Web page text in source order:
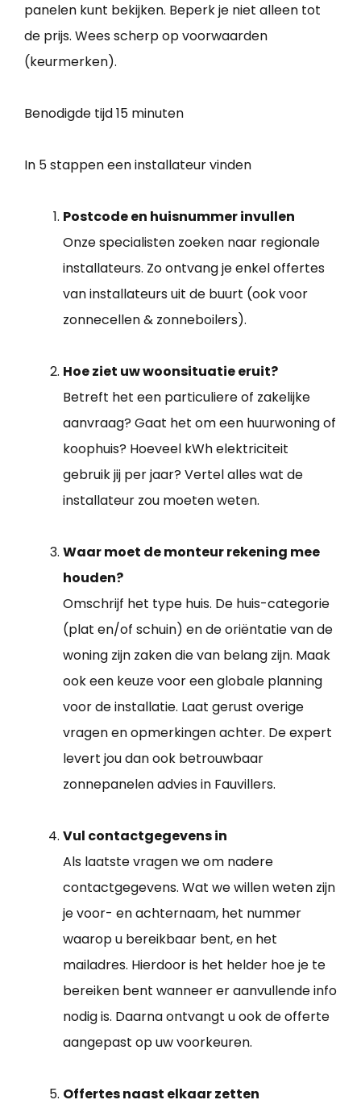
panelen kunt bekijken. Beperk je niet alleen tot
de prijs. Wees scherp op voorwaarden
(keurmerken).
Benodigde tijd15 minuten
In 5 stappen een installateur vinden
Postcode en huisnummer invullen
Onze specialisten zoeken naar regionale
installateurs. Zo ontvang je enkel offertes
van installateurs uit de buurt (ook voor
zonnecellen & zonneboilers).
Hoe ziet uw woonsituatie eruit?
Betreft het een particuliere of zakelijke
aanvraag? Gaat het om een huurwoning of
koophuis? Hoeveel kWh elektriciteit
gebruik jij per jaar? Vertel alles wat de
installateur zou moeten weten.
Waar moet de monteur rekening mee
houden?
Omschrijf het type huis. De huis-categorie
(plat en/of schuin) en de oriëntatie van de
woning zijn zaken die van belang zijn. Maak
ook een keuze voor een globale planning
voor de installatie. Laat gerust overige
vragen en opmerkingen achter. De expert
levert jou dan ook betrouwbaar
zonnepanelen advies in Fauvillers.
Vul contactgegevens in
Als laatste vragen we om nadere
contactgegevens. Wat we willen weten zijn
je voor- en achternaam, het nummer
waarop u bereikbaar bent, en het
mailadres. Hierdoor is het helder hoe je te
bereiken bent wanneer er aanvullende info
nodig is. Daarna ontvangt u ook de offerte
aangepast op uw voorkeuren.
Offertes naast elkaar zetten